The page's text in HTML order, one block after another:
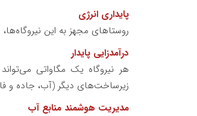
پایداری انرژی
روستاهای مجهز به این
درآمدزایی پایدار
هر نیروگاه یک مگاواتی
زیرساخت‌های دیگر (آب، جاده و
مدیریت هوشمند منابع آب